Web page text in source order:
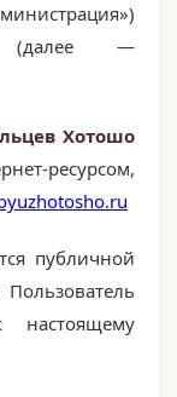
(далее —
Хотошо
ресурсом,
публичной
настоящему